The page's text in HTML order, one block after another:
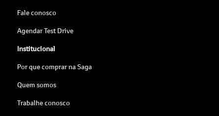
Fale conosco
Agendar Test Drive
Institucional
Por que comprar na Saga
Quem somos
Trabalhe conosco